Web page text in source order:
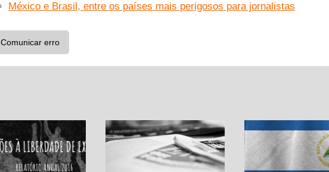
México e Brasil, entre os países mais perigosos para jornalistas
Comunicar erro